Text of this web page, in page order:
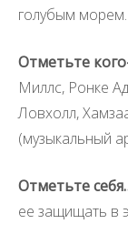
голубым морем.
Отметьте
Миллс, Ронке
Ловхолл,
(музыкальный
Отметьте
ее защищать в